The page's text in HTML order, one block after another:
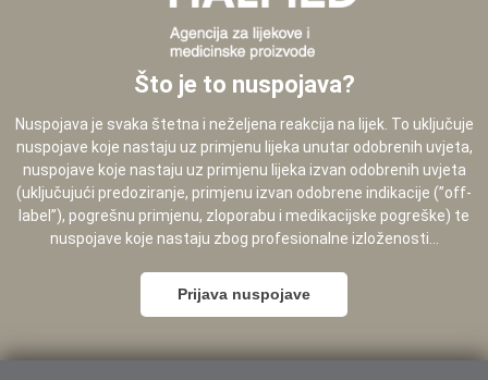
Što je to nuspojava?
Nuspojava je svaka štetna i neželjena reakcija na lijek. To uključuje
nuspojave koje nastaju uz primjenu lijeka unutar odobrenih uvjeta,
nuspojave koje nastaju uz primjenu lijeka izvan odobrenih uvjeta
(uključujući predoziranje, primjenu izvan odobrene indikacije (”off-
label”), pogrešnu primjenu, zloporabu i medikacijske pogreške) te
nuspojave koje nastaju zbog profesionalne izloženosti...
Prijava nuspojave